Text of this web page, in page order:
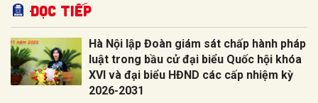
Đọc tiếp
Hà Nội lập Đoàn giám sát chấp hành pháp
luật trong bầu cử đại biểu Quốc hội khóa
XVI và đại biểu HĐND các cấp nhiệm kỳ
2026-2031